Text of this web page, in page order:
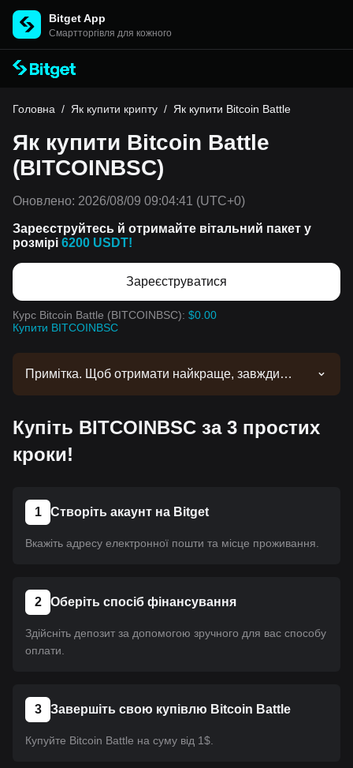
Bitget App
Cмартторгівля для кожного
Головна / Як купити крипту / Як купити Bitcoin Battle
Як купити Bitcoin Battle
(BITCOINBSC)
Оновлено: 2026/08/09 09:04:41 (UTC+0)
Зареєструйтесь й отримайте вітальний пакет у
розмірі 6200 USDT!
Зареєструватися
Курс Bitcoin Battle (BITCOINBSC): $0.00
Купити BITCOINBSC
Примітка. Щоб отримати найкраще, завжди
вона стане доступною на Bitget, ви зможете
Для всіх криптовалют на Bitget застосовується
Купіть BITCOINBSC за 3 простих
кроки!
1 Створіть акаунт на Bitget
Вкажіть адресу електронної пошти та місце проживання.
2 Оберіть спосіб фінансування
Здійсніть депозит за допомогою зручного для вас способу
оплати.
3 Завершіть свою купівлю Bitcoin Battle
Купуйте Bitcoin Battle на суму від 1$.